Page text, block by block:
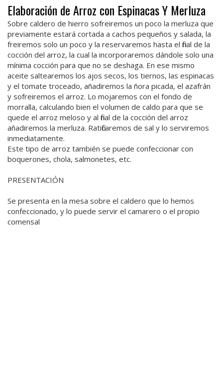
Elaboración de Arroz con Espinacas Y Merluza
Sobre caldero de hierro sofreiremos un poco la merluza que
previamente estará cortada a cachos pequeños y salada, la
freiremos solo un poco y la reservaremos hasta el final de la
cocción del arroz, la cual la incorporaremos dándole solo una
mínima cocción para que no se deshaga. En ese mismo
aceite saltearemos los ajos secos, los tiernos, las espinacas
y el tomate troceado, añadiremos la ñora picada, el azafrán
y sofreiremos el arroz. Lo mojaremos con el fondo de
morralla, calculando bien el volumen de caldo para que se
quede el arroz meloso y al final de la cocción del arroz
añadiremos la merluza. Ratificaremos de sal y lo serviremos
inmediatamente.
Este tipo de arroz también se puede confeccionar con
boquerones, chola, salmonetes, etc.
PRESENTACIÓN
Se presenta en la mesa sobre el caldero que lo hemos
confeccionado, y lo puede servir el camarero o el propio
comensal